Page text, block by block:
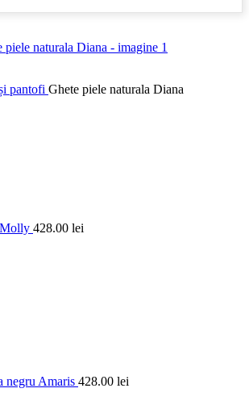
pantofi Ghete piele naturala Diana
Molly 428.00 lei
negru Amaris 428.00 lei